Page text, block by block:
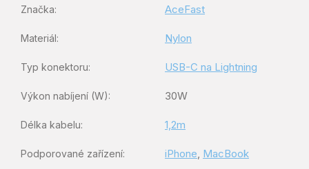
Značka: AceFast
Materiál: Nylon
Typ konektoru: USB-C na Lightning
Výkon nabíjení (W): 30W
Délka kabelu: 1,2m
Podporované zařízení: iPhone, MacBook